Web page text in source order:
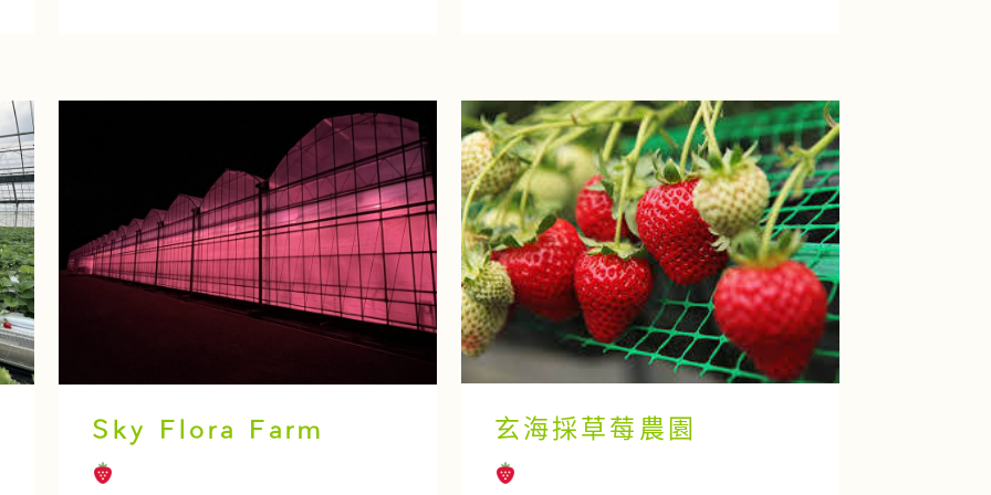
Sky Flora Farm 玄海採草莓農園